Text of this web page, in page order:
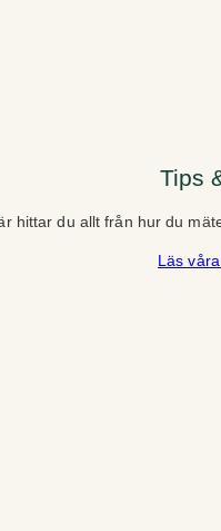
Tips
hittar du allt från hur du
Läs